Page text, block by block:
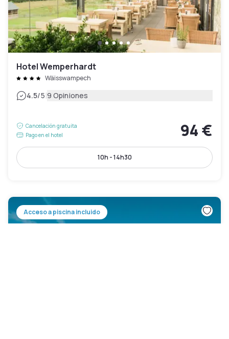
Hotel Wemperhardt
Wäisswampech
4.5/5|9 Opiniones
Cancelación gratuita
Pago en el hotel
94 €
10h - 14h30
Acceso a piscina incluido